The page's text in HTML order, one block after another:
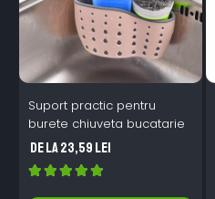
Suport practic pentru
burete chiuveta bucatarie
de la 23,59 Lei